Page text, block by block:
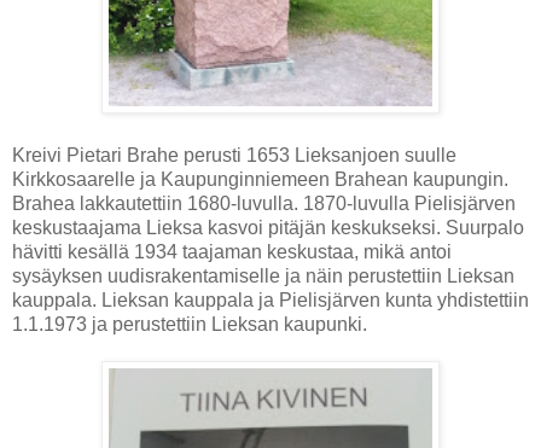
Kreivi Pietari Brahe perusti 1653 Lieksanjoen suulle
Kirkkosaarelle ja Kaupunginniemeen Brahean kaupungin.
Brahea lakkautettiin 1680-luvulla. 1870-luvulla Pielisjärven
keskustaajama Lieksa kasvoi pitäjän keskukseksi. Suurpalo
hävitti kesällä 1934 taajaman keskustaa, mikä antoi
sysäyksen uudisrakentamiselle ja näin perustettiin Lieksan
kauppala. Lieksan kauppala ja Pielisjärven kunta yhdistettiin
1.1.1973 ja perustettiin Lieksan kaupunki.